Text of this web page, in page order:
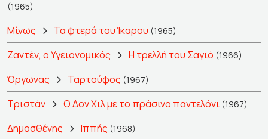
(1965)
Μίνως Τα φτερά του Ίκαρου (1965)
Ζαντέν, ο Υγειονομικός Η τρελλή του Σαγιό (1966)
Όργωνας Ταρτούφος (1967)
Τριστάν Ο Δον Χιλ με το πράσινο παντελόνι (1967)
Δημοσθένης Ιππής (1968)